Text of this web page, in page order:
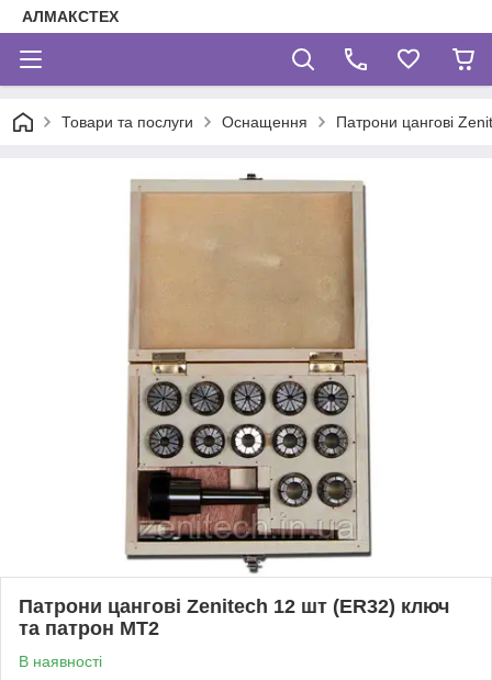
АЛМАКСТЕХ
Товари та послуги Оснащення Патрони цангові
Патрони цангові Zenitech 12 шт (ER32) ключ
та патрон МТ2
В наявності